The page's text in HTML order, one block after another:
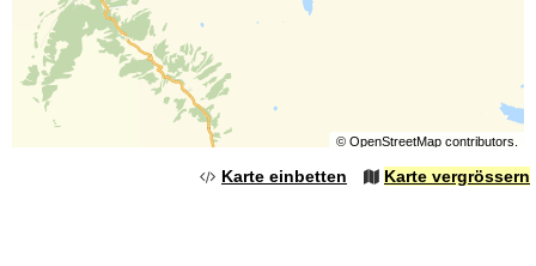
© OpenStreetMapcontributors.
Karte einbetten Karte vergrössern